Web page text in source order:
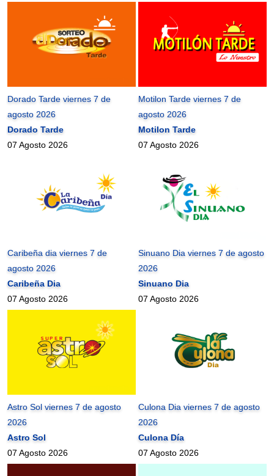
Dorado Tarde viernes 7 de
agosto 2026
Dorado Tarde
07 Agosto 2026
Motilon Tarde viernes 7 de
agosto 2026
Motilon Tarde
07 Agosto 2026
Caribeña dia viernes 7 de
agosto 2026
Caribeña Dia
07 Agosto 2026
Sinuano Dia viernes 7 de agosto
2026
Sinuano Dia
07 Agosto 2026
Astro Sol viernes 7 de agosto
2026
Astro Sol
07 Agosto 2026
Culona Dia viernes 7 de agosto
2026
Culona Día
07 Agosto 2026